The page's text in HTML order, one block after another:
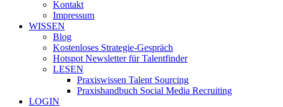
Kontakt
Impressum
WISSEN
Blog
Kostenloses Strategie-Gespräch
Hotspot Newsletter für Talentfinder
LESEN
Praxiswissen Talent Sourcing
Praxishandbuch Social Media Recruiting
LOGIN